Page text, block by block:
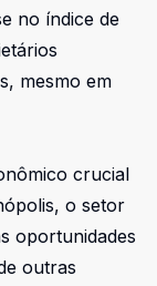
no índice de
mesmo em
crucial
o setor
oportunidades
outras